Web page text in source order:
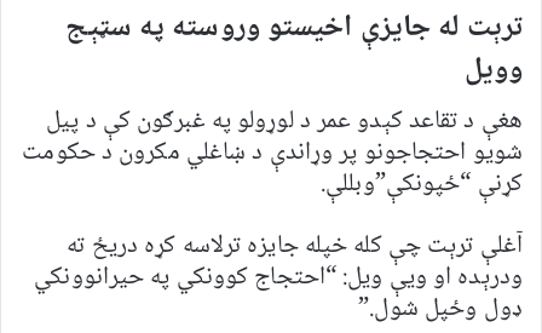
ترېت له جایزې اخیستو وروسته په سټېج
وویل
هغې د تقاعد کېدو عمر د لوړولو په غبرګون کې د پیل
شویو احتجاجونو پر وړاندې د ښاغلي مکرون د حکومت
کړنې “ځپونکې”وبللې.
آغلې ترېت چې کله خپله جایزه ترلاسه کړه دریځ ته
ودرېده او ویې ویل: “احتجاج کوونکي په حیرانوونکي
ډول وځپل شول.”